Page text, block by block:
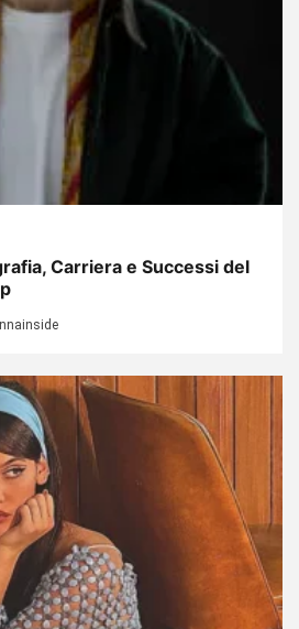
Carriera e Successi del